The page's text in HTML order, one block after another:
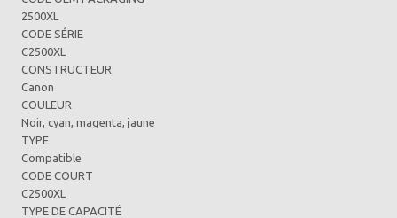
2500XL
CODE SÉRIE
C2500XL
CONSTRUCTEUR
Canon
COULEUR
Noir, cyan, magenta, jaune
TYPE
Compatible
CODE COURT
C2500XL
TYPE DE CAPACITÉ